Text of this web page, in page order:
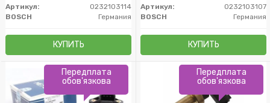
Артикул:
0232103114
BOSCH
Германия
КУПИТЬ
Артикул:
0232103107
BOSCH
Германия
КУПИТЬ
Передплата
обов'язкова
Передплата
обов'язкова